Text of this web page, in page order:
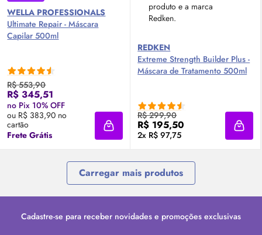
WELLA PROFESSIONALS
Ultimate Repair - Máscara
Capilar 500ml
R$ 553,90
R$ 345,51
no Pix 10% OFF
ou R$ 383,90 no
cartão
Frete Grátis
Adicionar à sacola
REDKEN
Extreme Strength Builder Plus -
Máscara de Tratamento 500ml
R$ 299,90
R$ 195,50
2x R$ 97,75
Carregar mais produtos
Cadastre-se para receber novidades e promoções exclusivas